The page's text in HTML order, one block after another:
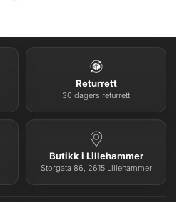
Returrett
30 dagers returrett
Butikk i Lillehammer
Storgata 86, 2615 Lillehammer